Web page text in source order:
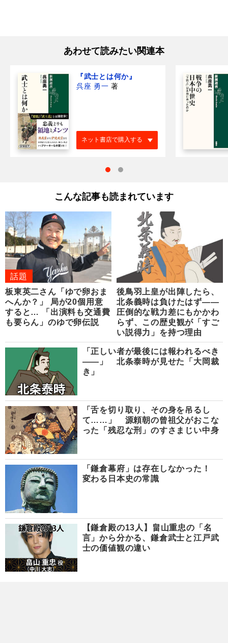
あわせて読みたい関連本
『武士とは何か』
呉座 勇一 著
ネット書店で購入する
こんな記事も読まれています
話題
板東英二さん「ゆで卵おま
へんか？」 局が20個用意
すると… 「出演料も交通費
も要らん」のゆで卵伝説
後鳥羽上皇が出陣したら、
北条義時は負けたはず――
圧倒的な戦力差にもかかわ
らず、この歴史観が「すご
い説得力」を持つ理由
「正しい者が最後には報われるべき
――」 北条泰時が見せた「大岡裁
き」
「舌を切り取り、その身を吊るし
て……」 源頼朝の曾祖父がおこな
った「残忍な刑」のすさまじい中身
「鎌倉幕府」は存在しなかった！
変わる日本史の常識
【鎌倉殿の13人】畠山重忠の「名
言」から分かる、鎌倉武士と江戸武
士の価値観の違い